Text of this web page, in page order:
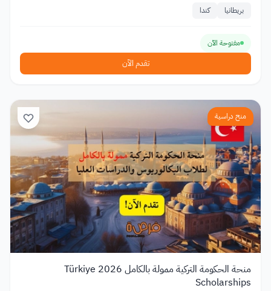
بريطانيا كندا
مفتوحة الآن
تقدم الآن
منح دراسية
منحة الحكومة التركية ممولة بالكامل 2026 Türkiye
Scholarships